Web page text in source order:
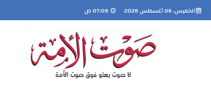
الخميس، 06 أغسطس 2026